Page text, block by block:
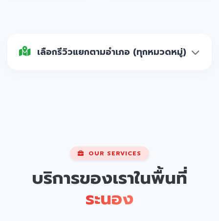
เลือกรีวิวแยกตามอำเภอ (ทุกหมวดหมู่)
OUR SERVICES
บริการของเราในพื้นที่
ระนอง